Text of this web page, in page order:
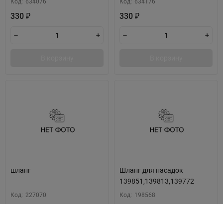
Код: 634076
330 ₽
Код: 634176
330 ₽
шланг
Код: 227070
Шланг для насадок
139851,139813,139772
Код: 198568